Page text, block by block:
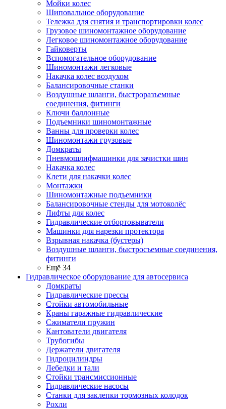
Мойки колес
Шиповальное оборудование
Тележка для снятия и транспортировки колес
Грузовое шиномонтажное оборудование
Легковое шиномонтажное оборудование
Гайковерты
Вспомогательное оборудование
Шиномонтажи легковые
Накачка колес воздухом
Балансировочные станки
Воздушные шланги, быстроразъемные
соединения, фитинги
Ключи баллонные
Подъемники шиномонтажные
Ванны для проверки колес
Шиномонтажи грузовые
Домкраты
Пневмошлифмашинки для зачистки шин
Накачка колес
Клети для накачки колес
Монтажки
Шиномонтажные подъемники
Балансировочные стенды для мотоколёс
Лифты для колес
Гидравлические отбортовыватели
Машинки для нарезки протектора
Взрывная накачка (бустеры)
Воздушные шланги, быстросъемные соединения,
фитинги
Ещё 34
Гидравлическое оборудование для автосервиса
Домкраты
Гидравлические прессы
Стойки автомобильные
Краны гаражные гидравлические
Сжиматели пружин
Кантователи двигателя
Трубогибы
Держатели двигателя
Гидроцилиндры
Лебедки и тали
Стойки трансмиссионные
Гидравлические насосы
Cтанки для заклепки тормозных колодок
Рохли